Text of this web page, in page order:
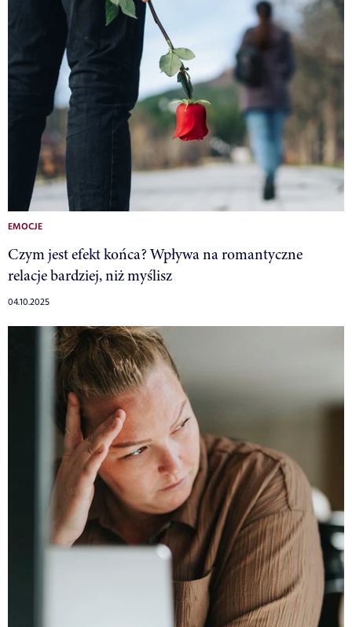
EMOCJE
Czym jest efekt końca? Wpływa na romantyczne
relacje bardziej, niż myślisz
04.10.2025